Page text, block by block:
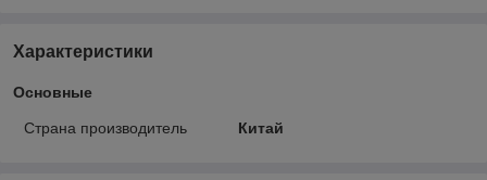
Характеристики
Основные
Страна производитель Китай